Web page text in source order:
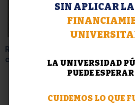
SIN APLICAR LA
LA UNIVERSIDAD
PUEDE
CUIDEMOS LO QUE